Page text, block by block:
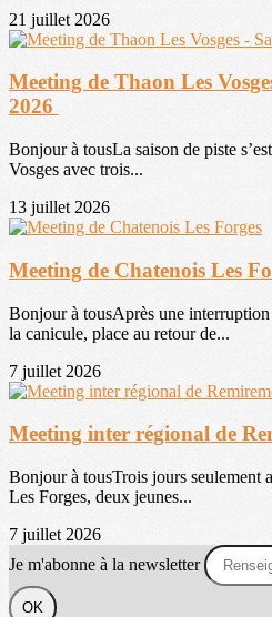
21 juillet 2026
Meeting de Thaon Les
2026
Bonjour à tousLa saison de piste
Vosges avec trois...
13 juillet 2026
Meeting de Chatenois Les
Bonjour à tousAprès une
la canicule, place au retour de...
7 juillet 2026
Meeting inter régional de
Bonjour à tousTrois jours seulement
Les Forges, deux jeunes...
7 juillet 2026
Je m'abonne à la newsletter
OK